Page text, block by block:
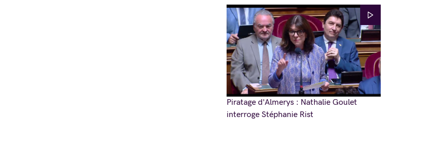
Piratage d'Almerys : Nathalie Goulet
interroge Stéphanie Rist